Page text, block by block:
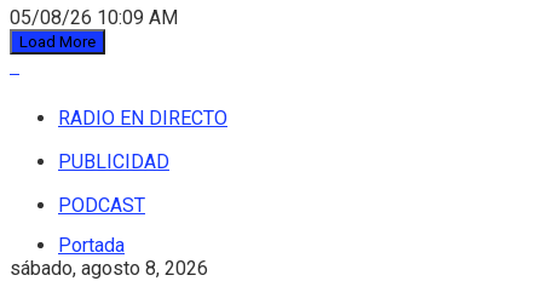
05/08/26 10:09 AM
Load More
RADIO EN DIRECTO
PUBLICIDAD
PODCAST
sábado, agosto 8, 2026
Portada